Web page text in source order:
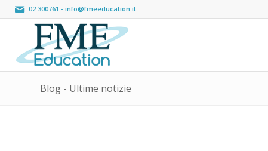
02 300761 - info@fmeeducation.it
Blog - Ultime notizie